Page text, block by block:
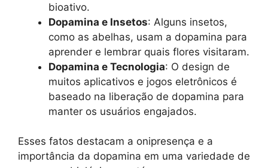
bioativo.
Dopamina e Insetos: Alguns insetos,
como as abelhas, usam a dopamina para
aprender e lembrar quais flores visitaram.
Dopamina e Tecnologia: O design de
muitos aplicativos e jogos eletrônicos é
baseado na liberação de dopamina para
manter os usuários engajados.
Esses fatos destacam a onipresença e a
importância da dopamina em uma variedade de